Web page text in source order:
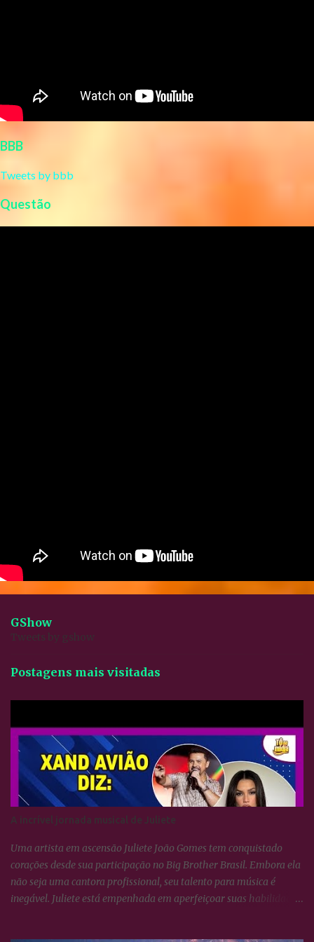
BBB
Tweets by bbb
Questão
GShow
Tweets by gshow
Postagens mais visitadas
A incrível jornada musical de Juliete
Uma artista em ascensão Juliete João Gomes tem conquistado
corações desde sua participação no Big Brother Brasil. Embora ela
não seja uma cantora profissional, seu talento para música é
inegável. Juliete está empenhada em aperfeiçoar suas habilidades